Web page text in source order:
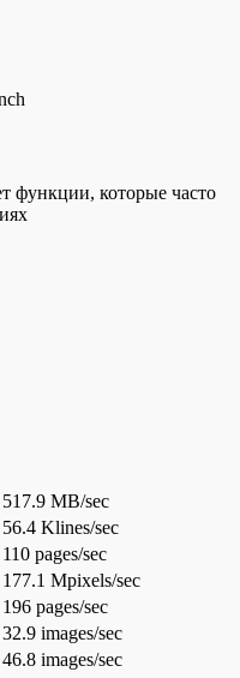
функции, которые часто
517.9 MB/sec
56.4 Klines/sec
110 pages/sec
177.1 Mpixels/sec
196 pages/sec
32.9 images/sec
46.8 images/sec